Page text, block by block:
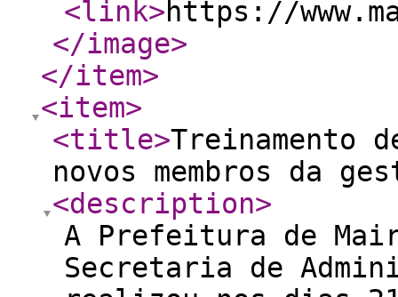
<link>https://
</image>
</item>
<item>
<title>Treinamento
novos membros da
<description>
A Prefeitura de
Secretaria de